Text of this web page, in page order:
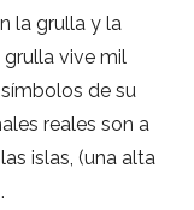
la grulla y la
vive mil
de su
reales son a
islas, (una alta